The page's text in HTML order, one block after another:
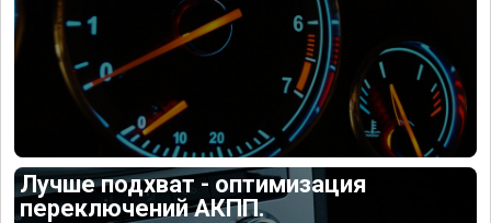
Лучше подхват - оптимизация
переключений АКПП.